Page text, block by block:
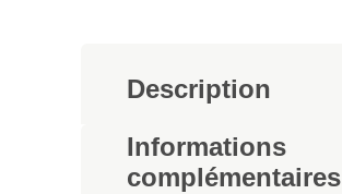
Description
Informations
complémentaires